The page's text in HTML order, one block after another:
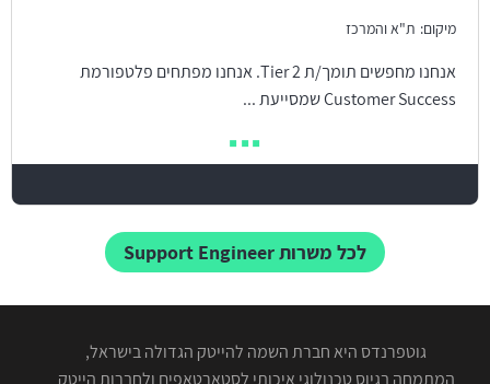
מיקום: ת"א והמרכז
אנחנו מחפשים תומך/ת Tier 2. אנחנו מפתחים פלטפורמת
Customer Success שמסייעת ...
לכל משרות Support Engineer
גוטפרנדס היא חברת השמה להייטק הגדולה בישראל,
המתמחה בגיוס טכנולוגי איכותי לסטארטאפים ולחברות הייטק